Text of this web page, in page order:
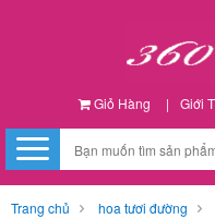
Giỏ Hàng | Giới
Trang chủ hoa tươi đường